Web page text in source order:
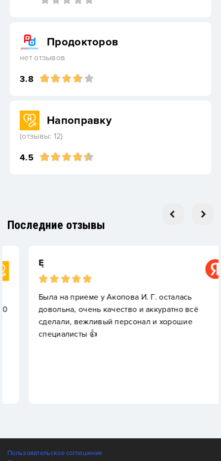
Продокторов
нет отзывов
3.8
Напоправку
(отзывы: 12)
4.5
Последние отзывы
Была на приеме у Акопова И. Г. осталась
довольна, очень качество и аккуратно всё
сделали, вежливый персонал и хорошие
специалисты 👍
Пользовательское соглашение